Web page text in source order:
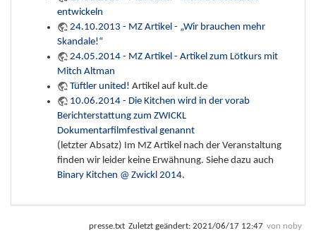
entwickeln
24.10.2013 - MZ Artikel - „Wir brauchen mehr
Skandale!“
24.05.2014 - MZ Artikel - Artikel zum Lötkurs mit
Mitch Altman
Tüftler united! Artikel auf kult.de
10.06.2014 - Die Kitchen wird in der vorab
Berichterstattung zum ZWICKL
Dokumentarfilmfestival genannt
(letzter Absatz) Im MZ Artikel nach der Veranstaltung
finden wir leider keine Erwähnung. Siehe dazu auch
Binary Kitchen @ Zwickl 2014.
presse.txt Zuletzt geändert: 2021/06/17 12:47 von noby